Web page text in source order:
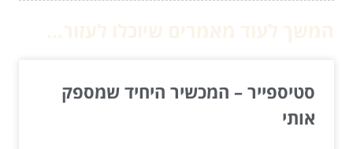
סטיספייר – המכשיר היחיד שמספק
אותי